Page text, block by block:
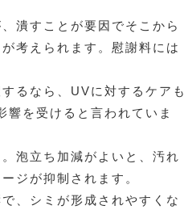
潰すことが要因でそこから
考えられます。慰謝料には
るなら、UVに対するケアも
を受けると言われていま
泡立ち加減がよいと、汚れ
ジが抑制されます。
、シミが形成されやすくな